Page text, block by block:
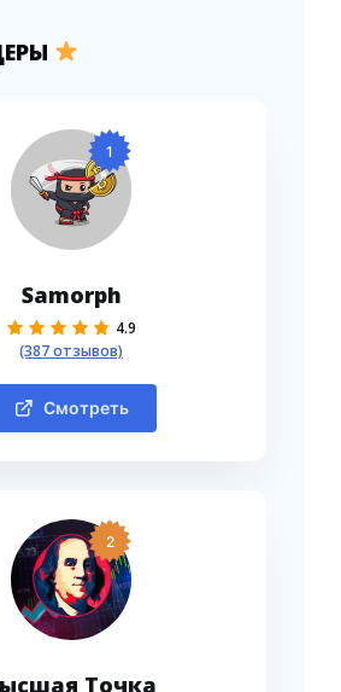
1
Samorph
4.9
(387 отзывов)
Смотреть
2
Точка